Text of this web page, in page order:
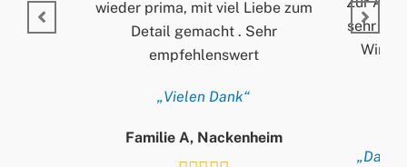
wieder prima, mit viel Liebe zum
Detail gemacht . Sehr
empfehlenswert
„Vielen Dank“
Familie A, Nackenheim
sehr
Wir